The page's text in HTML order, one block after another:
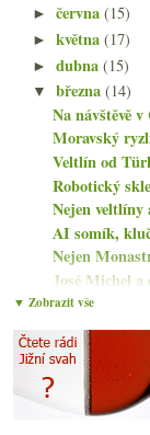
►června(15)
►května(17)
►dubna(15)
▼března(14)
Na návštěvě
Moravský
Veltlín od
Robotický
Nejen
AI somík,
Nejen
José Michel
Návštěva a
Do konce
Skvělé
Co si
Chutné
Wachter
▼ Zobrazit vše